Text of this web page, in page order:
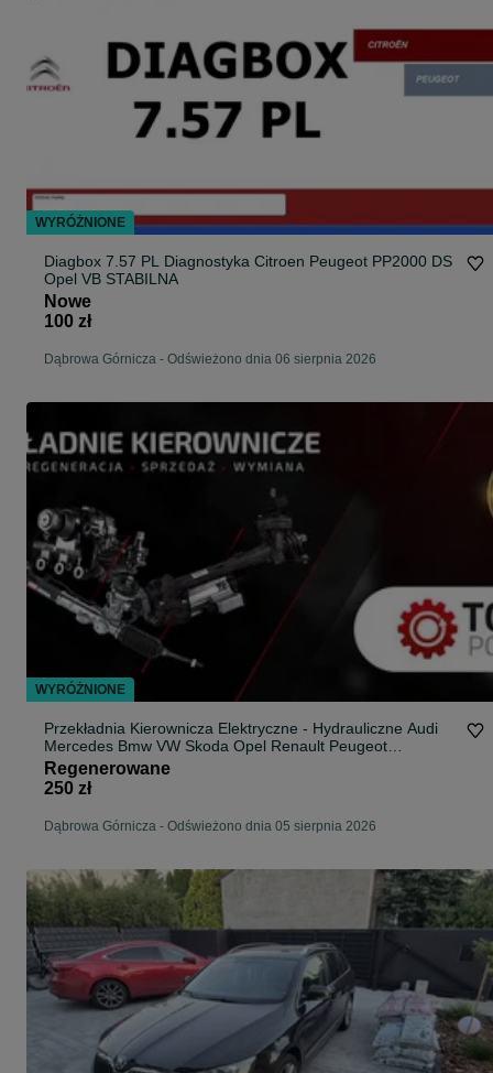
Diagbox 7.57 PL Diagnostyka Citroen Peugeot PP2000 DS
Opel VB STABILNA
Nowe
100 zł
Dąbrowa Górnicza - Odświeżono dnia 06 sierpnia 2026
Przekładnia Kierownicza Elektryczne - Hydrauliczne Audi
Mercedes Bmw VW Skoda Opel Renault Peugeot
REGENERACJA
Regenerowane
250 zł
Dąbrowa Górnicza - Odświeżono dnia 05 sierpnia 2026
WYRÓŻNIONE
WYRÓŻNIONE